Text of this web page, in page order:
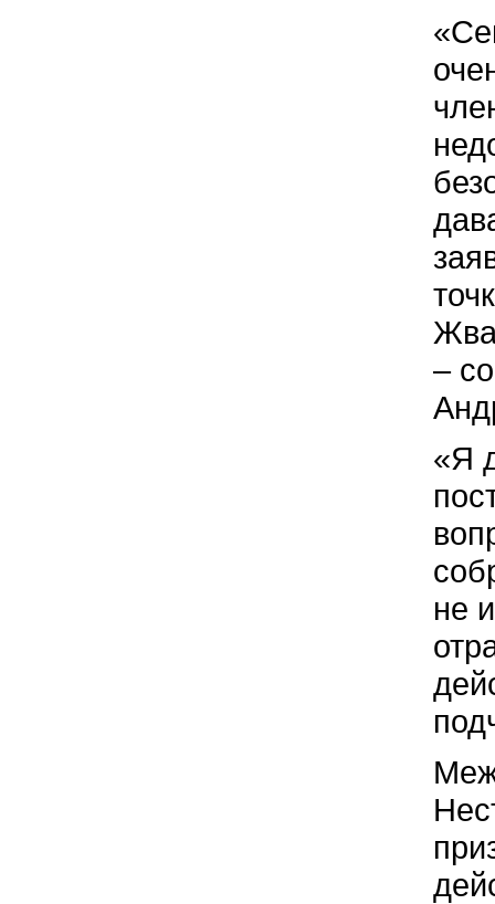
–
«Я
не